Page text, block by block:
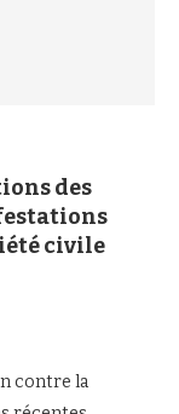
des
civile
contre la